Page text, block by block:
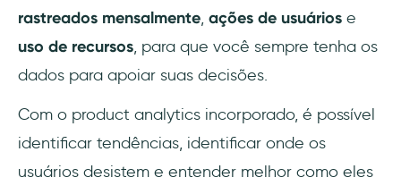
rastreados mensalmente, ações de usuários e
uso de recursos, para que você sempre tenha os
dados para apoiar suas decisões.
Com o product analytics incorporado, é possível
identificar tendências, identificar onde os
usuários desistem e entender melhor como eles